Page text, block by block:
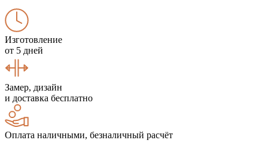
Изготовление
от 5 дней
Замер, дизайн
и доставка бесплатно
Оплата наличными, безналичный расчёт